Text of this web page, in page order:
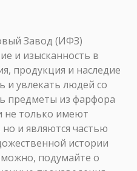
Завод (ИФЗ)
и изысканность в
продукция и наследие
и увлекать людей со
предметы из фарфора
не только имеют
и являются частью
истории
подумайте о